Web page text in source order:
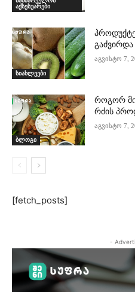
აქსესუარები
სიახლეები
გაძვირდა
აგვისტო 7,
ბლოგი
როგორ
რძის
აგვისტო 7,
[fetch_posts]
-